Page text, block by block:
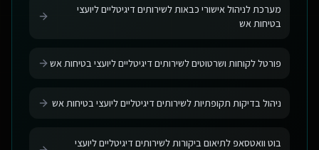
מערכת לניהול אישורי כבאות לשירותים דיגיטליים ליועצי
בטיחות אש
פורטל לקוחות ושרטוטים לשירותים דיגיטליים ליועצי בטיחות אש
ניהול בדיקות תקופתיות לשירותים דיגיטליים ליועצי בטיחות אש
בוט וואטסאפ לתיאום ביקורות לשירותים דיגיטליים ליועצי